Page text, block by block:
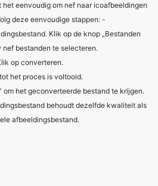
op converteren.
het proces is voltooid.
om het geconverteerde bestand te krijgen.
behoudt dezelfde kwaliteit als
afbeeldingsbestand.